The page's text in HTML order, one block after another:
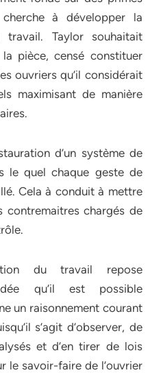
à développer la
travail. Taylor souhaitait
pièce, censé constituer
ouvriers qu’il considérait
maximisant de manière
d’un système de
le quel chaque geste de
Cela à conduit à mettre
contremaitres chargés de
du travail repose
qu’il est possible
un raisonnement courant
s’agit d’observer, de
et d’en tirer de lois
le savoir-faire de l’ouvrier